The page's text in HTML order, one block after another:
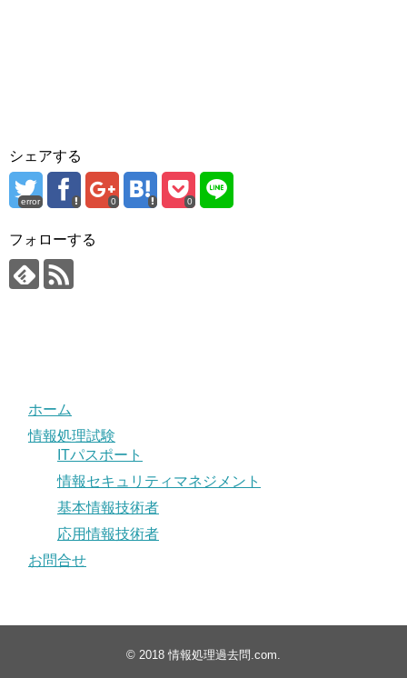
シェアする
error 0 0
フォローする
ホーム
情報処理試験
ITパスポート
情報セキュリティマネジメント
基本情報技術者
応用情報技術者
お問合せ
© 2018 情報処理過去問.com.